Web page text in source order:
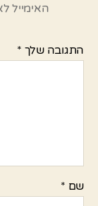
האימייל
התגובה שלך *
שם *